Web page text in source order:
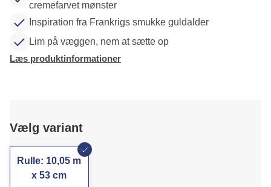
cremefarvet mønster
Inspiration fra Frankrigs smukke guldalder
Lim på væggen, nem at sætte op
Læs produktinformationer
Vælg variant
Rulle: 10,05 m
x 53 cm